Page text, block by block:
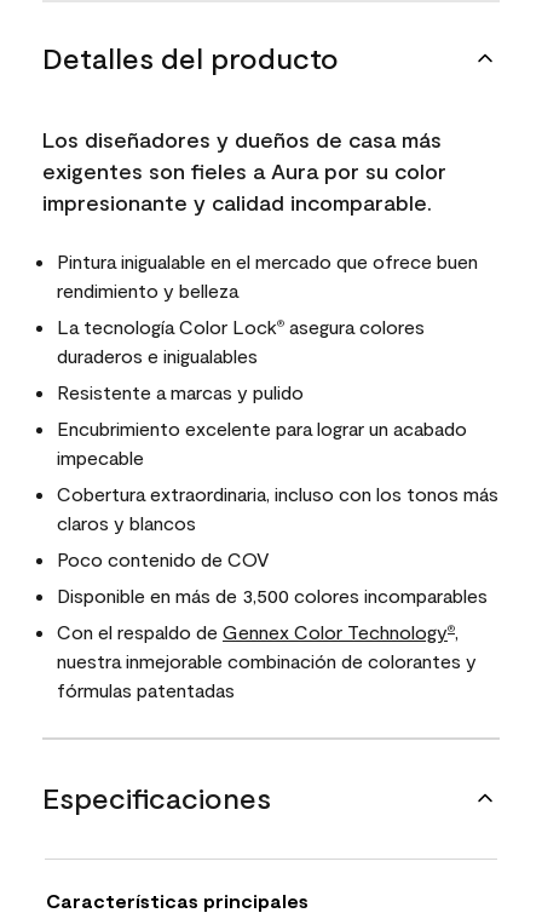
Detalles del producto
Los diseñadores y dueños de casa más
exigentes son fieles a Aura por su color
impresionante y calidad incomparable.
Pintura inigualable en el mercado que ofrece buen
rendimiento y belleza
La tecnología Color Lock® asegura colores
duraderos e inigualables
Resistente a marcas y pulido
Encubrimiento excelente para lograr un acabado
impecable
Cobertura extraordinaria, incluso con los tonos más
claros y blancos
Poco contenido de COV
Disponible en más de 3,500 colores incomparables
Con el respaldo de Gennex Color Technology®,
nuestra inmejorable combinación de colorantes y
fórmulas patentadas
Especificaciones
Características principales